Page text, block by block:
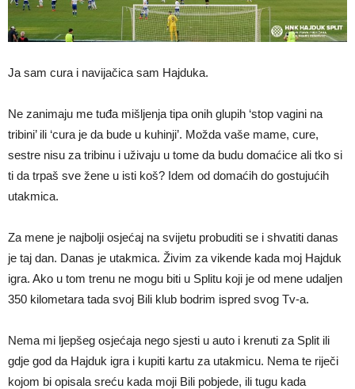
Ja sam cura i navijačica sam Hajduka.
Ne zanimaju me tuđa mišljenja tipa onih glupih ‘stop vagini na
tribini’ ili ‘cura je da bude u kuhinji’. Možda vaše mame, cure,
sestre nisu za tribinu i uživaju u tome da budu domaćice ali tko si
ti da trpaš sve žene u isti koš? Idem od domaćih do gostujućih
utakmica.
Za mene je najbolji osjećaj na svijetu probuditi se i shvatiti danas
je taj dan. Danas je utakmica. Živim za vikende kada moj Hajduk
igra. Ako u tom trenu ne mogu biti u Splitu koji je od mene udaljen
350 kilometara tada svoj Bili klub bodrim ispred svog Tv-a.
Nema mi ljepšeg osjećaja nego sjesti u auto i krenuti za Split ili
gdje god da Hajduk igra i kupiti kartu za utakmicu. Nema te riječi
kojom bi opisala sreću kada moji Bili pobjede, ili tugu kada